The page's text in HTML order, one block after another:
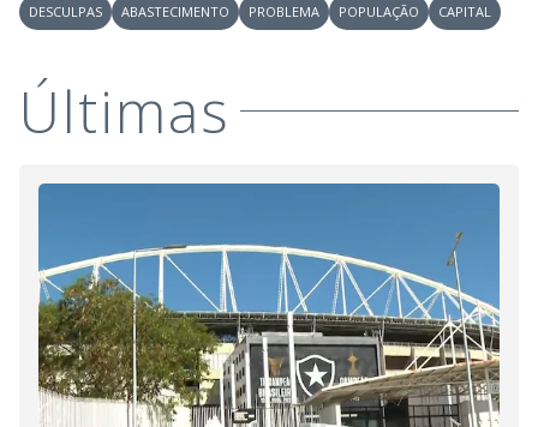
DESCULPAS
ABASTECIMENTO PROBLEMA POPULAÇÃO CAPITAL
Últimas